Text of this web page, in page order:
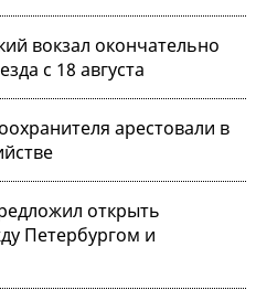
вокзал окончательно
с 18 августа
арестовали в
открыть
Петербургом и